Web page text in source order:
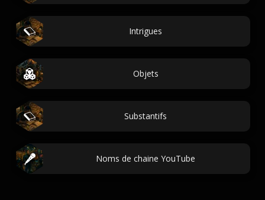
Intrigues
Objets
Substantifs
Noms de chaine YouTube